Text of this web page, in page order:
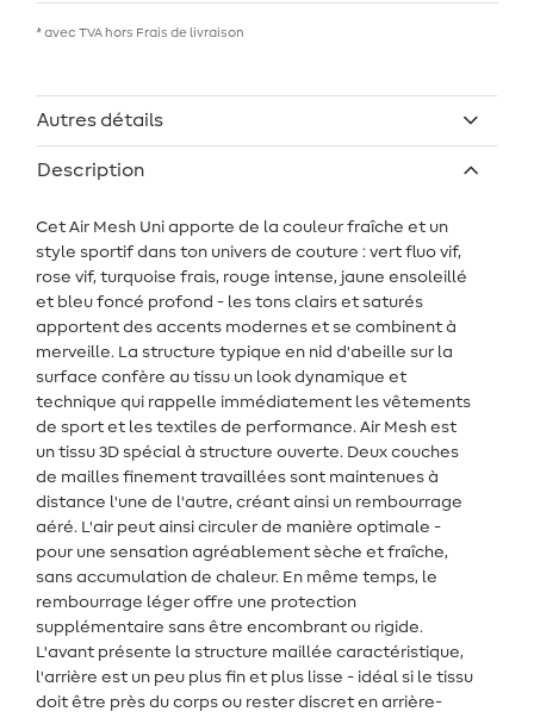
* avec TVA hors Frais de livraison
Autres détails
Description
Cet Air Mesh Uni apporte de la couleur fraîche et un
style sportif dans ton univers de couture : vert fluo vif,
rose vif, turquoise frais, rouge intense, jaune ensoleillé
et bleu foncé profond - les tons clairs et saturés
apportent des accents modernes et se combinent à
merveille. La structure typique en nid d'abeille sur la
surface confère au tissu un look dynamique et
technique qui rappelle immédiatement les vêtements
de sport et les textiles de performance. Air Mesh est
un tissu 3D spécial à structure ouverte. Deux couches
de mailles finement travaillées sont maintenues à
distance l'une de l'autre, créant ainsi un rembourrage
aéré. L'air peut ainsi circuler de manière optimale -
pour une sensation agréablement sèche et fraîche,
sans accumulation de chaleur. En même temps, le
rembourrage léger offre une protection
supplémentaire sans être encombrant ou rigide.
L'avant présente la structure maillée caractéristique,
l'arrière est un peu plus fin et plus lisse - idéal si le tissu
doit être près du corps ou rester discret en arrière-